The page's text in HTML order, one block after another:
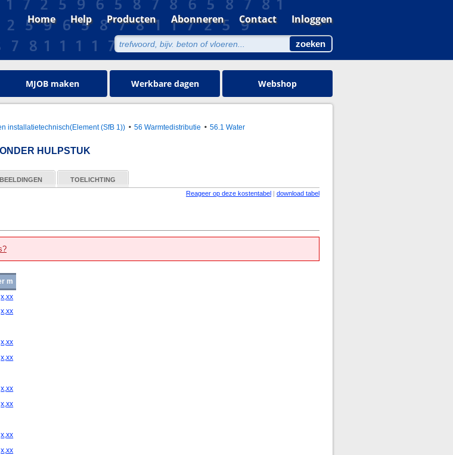
Home Help Producten Abonneren Contact Inloggen
MJOB maken Werkbare dagen Webshop
installatietechnisch(Element (SfB 1)) 56 Warmtedistributie 56.1 Water
HULPSTUK
TOELICHTING
Reageer op deze kostentabel | download tabel
m
x,xx
x,xx
x,xx
x,xx
x,xx
x,xx
x,xx
x,xx